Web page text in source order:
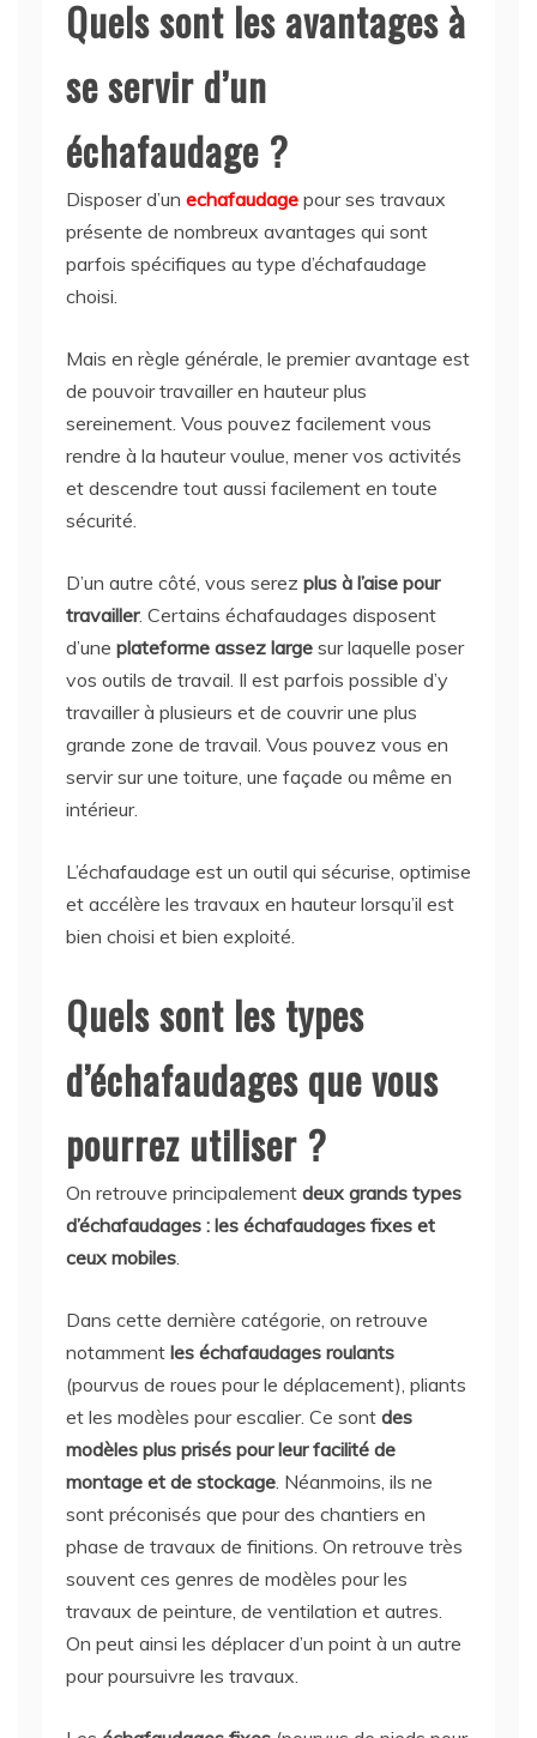
Quels sont les avantages à
se servir d’un
échafaudage ?
Disposer d’un echafaudage pour ses travaux
présente de nombreux avantages qui sont
parfois spécifiques au type d’échafaudage
choisi.
Mais en règle générale, le premier avantage est
de pouvoir travailler en hauteur plus
sereinement. Vous pouvez facilement vous
rendre à la hauteur voulue, mener vos activités
et descendre tout aussi facilement en toute
sécurité.
D’un autre côté, vous serez plus à l’aise pour
travailler. Certains échafaudages disposent
d’une plateforme assez large sur laquelle poser
vos outils de travail. Il est parfois possible d’y
travailler à plusieurs et de couvrir une plus
grande zone de travail. Vous pouvez vous en
servir sur une toiture, une façade ou même en
intérieur.
L’échafaudage est un outil qui sécurise, optimise
et accélère les travaux en hauteur lorsqu’il est
bien choisi et bien exploité.
Quels sont les types
d’échafaudages que vous
pourrez utiliser ?
On retrouve principalement deux grands types
d’échafaudages : les échafaudages fixes et
ceux mobiles.
Dans cette dernière catégorie, on retrouve
notamment les échafaudages roulants
(pourvus de roues pour le déplacement), pliants
et les modèles pour escalier. Ce sont des
modèles plus prisés pour leur facilité de
montage et de stockage. Néanmoins, ils ne
sont préconisés que pour des chantiers en
phase de travaux de finitions. On retrouve très
souvent ces genres de modèles pour les
travaux de peinture, de ventilation et autres.
On peut ainsi les déplacer d’un point à un autre
pour poursuivre les travaux.